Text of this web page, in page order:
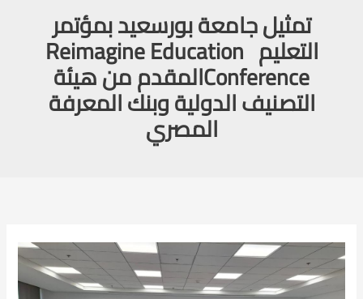
تمثيل جامعة بورسعيد بمؤتمر
التعليم Reimagine Education
Conferenceالمقدم من هيئة
التصنيف الدولية وبنك المعرفة
المصري